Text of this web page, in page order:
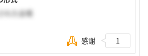
れた会場
感謝 1